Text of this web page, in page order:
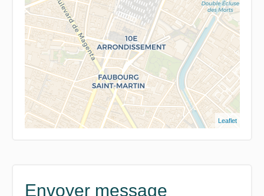
Leaflet
Envoyer message